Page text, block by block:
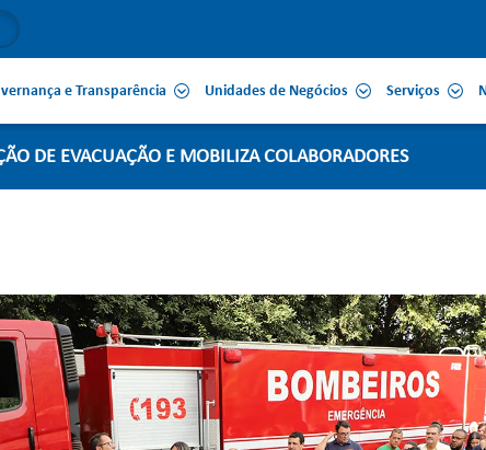
e Transparência Unidades de Negócios Serviços
DE EVACUAÇÃO E MOBILIZA COLABORADORES